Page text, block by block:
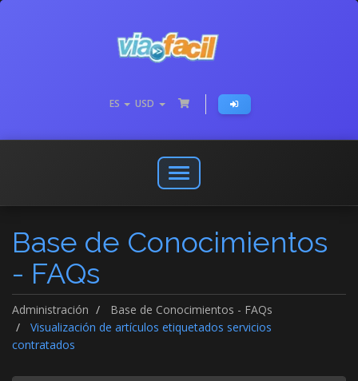
ES USD
Abrir
o
menú
de
Base de Conocimientos
- FAQs
Administración
Base de Conocimientos - FAQs
Visualización de artículos etiquetados servicios
contratados